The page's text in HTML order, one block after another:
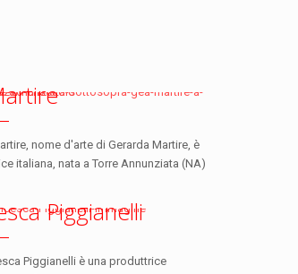
nome d'arte di Gerarda Martire, è
italiana, nata a Torre Annunziata (NA)
Piggianelli
Piggianelli è una produttrice